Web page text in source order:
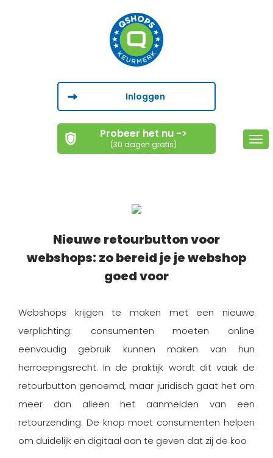
Inloggen
Probeer het nu ->
(30 dagen gratis)
Nieuwe retourbutton voor
webshops: zo bereid je je webshop
goed voor
Webshops krijgen te maken met een nieuwe
verplichting: consumenten moeten online
eenvoudig gebruik kunnen maken van hun
herroepingsrecht. In de praktijk wordt dit vaak de
retourbutton genoemd, maar juridisch gaat het om
meer dan alleen het aanmelden van een
retourzending. De knop moet consumenten helpen
om duidelijk en digitaal aan te geven dat zij de koo